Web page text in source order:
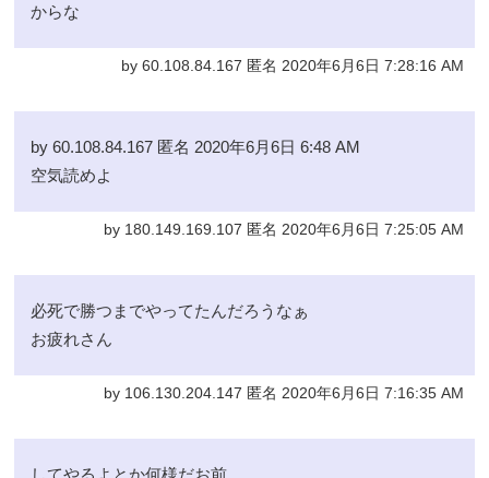
からな
by 60.108.84.167 匿名 2020年6月6日 7:28:16 AM
by 60.108.84.167 匿名 2020年6月6日 6:48 AM
空気読めよ
by 180.149.169.107 匿名 2020年6月6日 7:25:05 AM
必死で勝つまでやってたんだろうなぁ
お疲れさん
by 106.130.204.147 匿名 2020年6月6日 7:16:35 AM
してやるよとか何様だお前